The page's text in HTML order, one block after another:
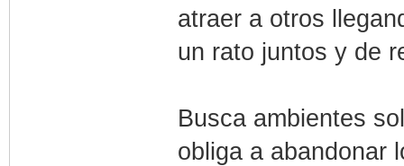
atraer a otros
un rato juntos y de
Busca ambientes
obliga a abandonar